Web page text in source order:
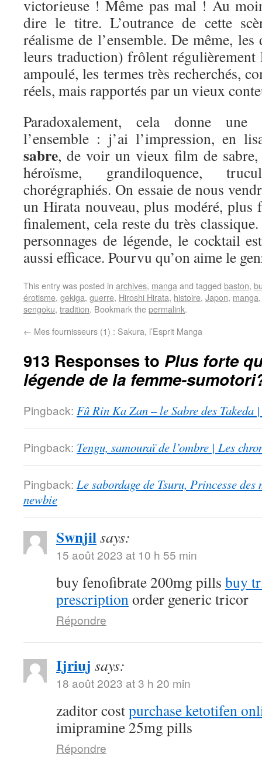
victorieuse ! Même pas mal ! Au
dire le titre. L’outrance de cette
réalisme de l’ensemble. De même,
leurs traduction) frôlent
ampoulé, les termes très recherchés,
réels, mais rapportés par un vieux
Paradoxalement, cela donne une
l’ensemble : j’ai l’impression, en
sabre, de voir un vieux film de sabre,
héroïsme, grandiloquence,
chorégraphiés. On essaie de nous
un Hirata nouveau, plus modéré, plus
finalement, cela reste du très
personnages de légende, le cocktail
aussi efficace. Pourvu qu’on aime le
This entry was posted in archives, manga and tagged baston,
érotisme, gekiga, guerre, Hiroshi Hirata, histoire, Japon, manga
sengoku, tradition. Bookmark thepermalink.
← Mes fournisseurs (1) : Sakura, l’Esprit Manga
913 Responses to Plus forte
légende de la femme-
Pingback: Fû Rin Ka Zan – le Sabre des Takeda
Pingback: Tengu, samouraï de l’ombre | Les
Pingback: Le sabordage de Tsuru, Princesse
newbie
Swnjilsays:
15 août 2023 at 10 h 55 min
buy fenofibrate 200mg pills buy
prescriptionorder generic tricor
Répondre
Ijriuj says:
18 août 2023 at 3 h 20 min
zaditor costpurchase ketotifen
imipramine 25mg pills
Répondre